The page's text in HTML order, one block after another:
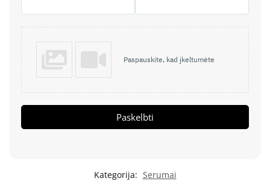
Paspauskite, kad įkeltumėte
Paskelbti
Kategorija: Serumai